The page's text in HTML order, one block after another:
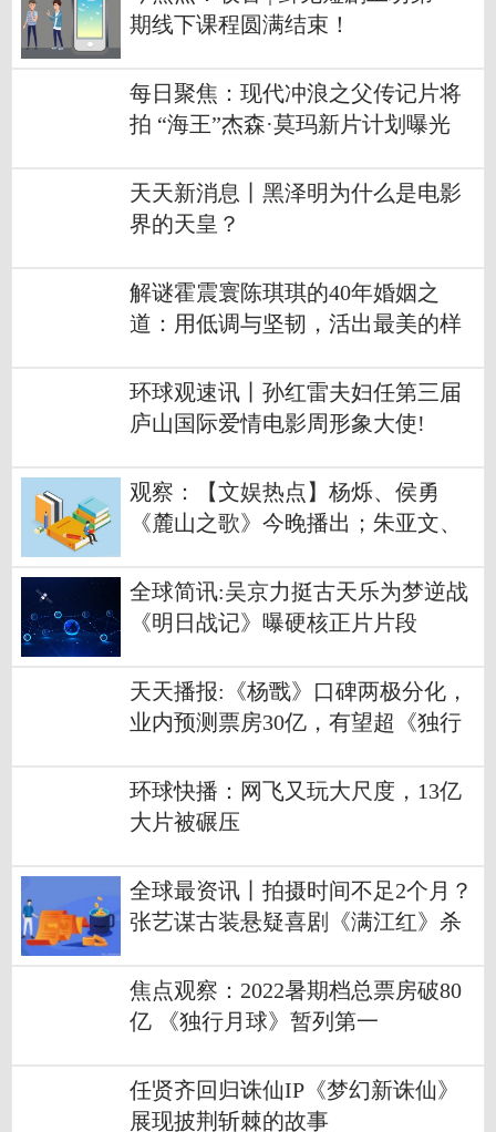
期线下课程圆满结束！
每日聚焦：现代冲浪之父传记片将
拍 “海王”杰森·莫玛新片计划曝光
天天新消息丨黑泽明为什么是电影
界的天皇？
解谜霍震寰陈琪琪的40年婚姻之
道：用低调与坚韧，活出最美的样
环球观速讯丨孙红雷夫妇任第三届
庐山国际爱情电影周形象大使!
观察：【文娱热点】杨烁、侯勇
《麓山之歌》今晚播出；朱亚文、
全球简讯:吴京力挺古天乐为梦逆战
《明日战记》曝硬核正片片段
天天播报:《杨戬》口碑两极分化，
业内预测票房30亿，有望超《独行
环球快播：网飞又玩大尺度，13亿
大片被碾压
全球最资讯丨拍摄时间不足2个月？
张艺谋古装悬疑喜剧《满江红》杀
焦点观察：2022暑期档总票房破80
亿 《独行月球》暂列第一
任贤齐回归诛仙IP《梦幻新诛仙》
展现披荆斩棘的故事